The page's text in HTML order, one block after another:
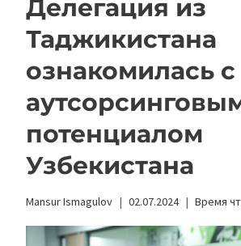
Делегация из
Таджикистана
ознакомилась с
потенциалом
Узбекистана
Mansur Ismagulov 02.07.2024 Время